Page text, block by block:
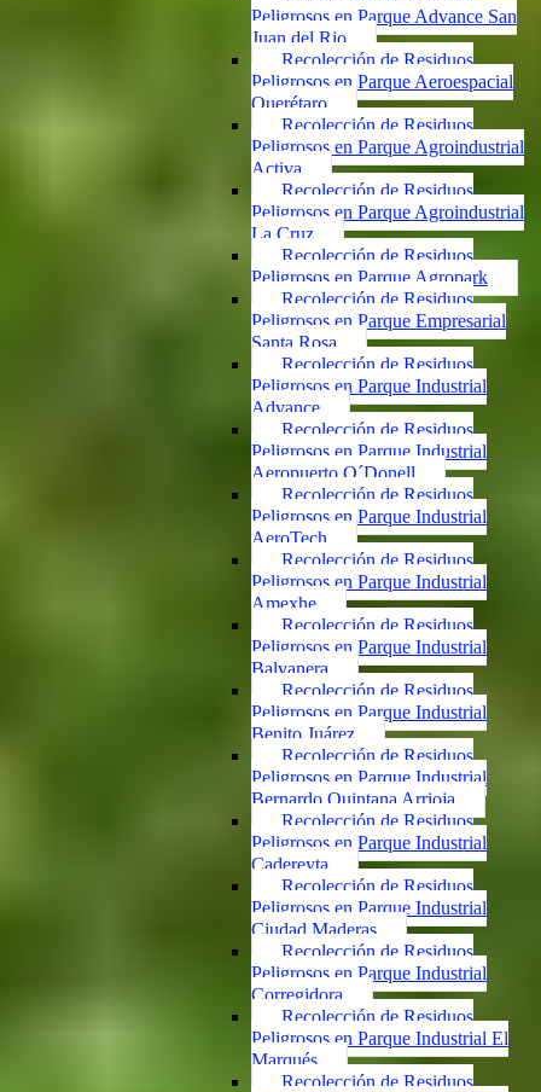
Peligrosos en Parque Advance San
Juan del Rio
Recolección de Residuos
Peligrosos en Parque Aeroespacial
Querétaro
Recolección de Residuos
Peligrosos en Parque Agroindustrial
Activa
Recolección de Residuos
Peligrosos en Parque Agroindustrial
La Cruz
Recolección de Residuos
Peligrosos en Parque Agropark
Recolección de Residuos
Peligrosos en Parque Empresarial
Santa Rosa
Recolección de Residuos
Peligrosos en Parque Industrial
Advance
Recolección de Residuos
Peligrosos en Parque Industrial
Aeropuerto O´Donell
Recolección de Residuos
Peligrosos en Parque Industrial
AeroTech
Recolección de Residuos
Peligrosos en Parque Industrial
Amexhe
Recolección de Residuos
Peligrosos en Parque Industrial
Balvanera
Recolección de Residuos
Peligrosos en Parque Industrial
Benito Juárez
Recolección de Residuos
Peligrosos en Parque Industrial
Bernardo Quintana Arrioja
Recolección de Residuos
Peligrosos en Parque Industrial
Cadereyta
Recolección de Residuos
Peligrosos en Parque Industrial
Ciudad Maderas
Recolección de Residuos
Peligrosos en Parque Industrial
Corregidora
Recolección de Residuos
Peligrosos en Parque Industrial El
Marqués
Recolección de Residuos